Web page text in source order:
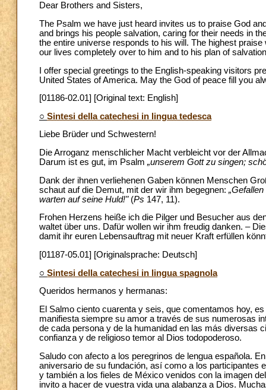
Dear Brothers and Sisters,
The Psalm we have just heard invites us to praise God
and brings his people salvation, caring for their needs in
the entire universe responds to his will. The highest
our lives completely over to him and to his plan of
I offer special greetings to the English-speaking visitors
United States of America. May the God of peace fill you
[01186-02.01] [Original text: English]
○ Sintesi della catechesi in lingua tedesca
Liebe Brüder und Schwestern!
Die Arroganz menschlicher Macht verbleicht vor der
Darum ist es gut, im Psalm „unserem Gott zu singen;
Dank der ihnen verliehenen Gaben können Menschen
schaut auf die Demut, mit der wir ihm begegnen:
warten auf seine Huld!"(Ps 147, 11).
Frohen Herzens heiße ich die Pilger und Besucher aus
waltet über uns. Dafür wollen wir ihm freudig danken. –
damit ihr euren Lebensauftrag mit neuer Kraft erfüllen
[01187-05.01] [Originalsprache: Deutsch]
○ Sintesi della catechesi in lingua spagnola
Queridos hermanos y hermanas:
El Salmo ciento cuarenta y seis, que comentamos hoy,
manifiesta siempre su amor a través de sus numerosas
de cada persona y de la humanidad en las más diversas
confianza y de religioso temor al Dios todopoderoso.
Saludo con afecto a los peregrinos de lengua española.
aniversario de su fundación, así como a los participantes
y también a los fieles de México venidos con la imagen
invito a hacer de vuestra vida una alabanza a Dios.